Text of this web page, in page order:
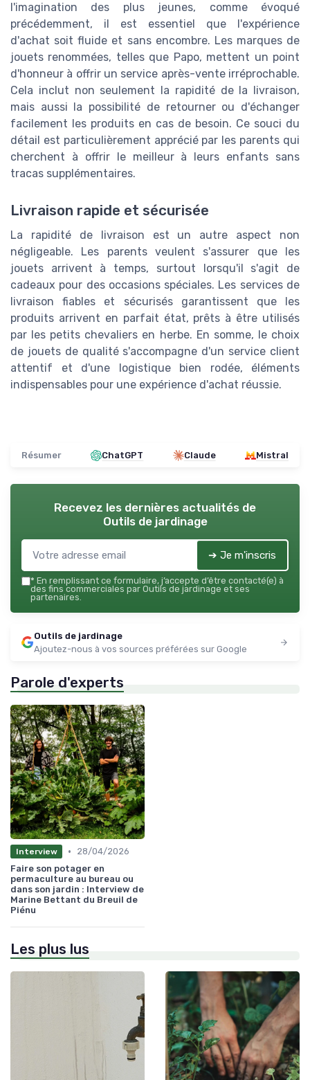
l'imagination des plus jeunes, comme évoqué
précédemment, il est essentiel que l'expérience
d'achat soit fluide et sans encombre. Les marques de
jouets renommées, telles que Papo, mettent un point
d'honneur à offrir un service après-vente irréprochable.
Cela inclut non seulement la rapidité de la livraison,
mais aussi la possibilité de retourner ou d'échanger
facilement les produits en cas de besoin. Ce souci du
détail est particulièrement apprécié par les parents qui
cherchent à offrir le meilleur à leurs enfants sans
tracas supplémentaires.
Livraison rapide et sécurisée
La rapidité de livraison est un autre aspect non
négligeable. Les parents veulent s'assurer que les
jouets arrivent à temps, surtout lorsqu'il s'agit de
cadeaux pour des occasions spéciales. Les services de
livraison fiables et sécurisés garantissent que les
produits arrivent en parfait état, prêts à être utilisés
par les petits chevaliers en herbe. En somme, le choix
de jouets de qualité s'accompagne d'un service client
attentif et d'une logistique bien rodée, éléments
indispensables pour une expérience d'achat réussie.
Résumer ChatGPT Claude Mistral
Recevez les dernières actualités de
Outils de jardinage
➔ Je m'inscris
* En remplissant ce formulaire, j’accepte d’être contacté(e) à
des fins commerciales par Outils de jardinage et ses
partenaires.
Outils de jardinage
Ajoutez-nous à vos sources préférées sur Google
Parole d'experts
Interview •
28/04/2026
Faire son potager en
permaculture au bureau ou
dans son jardin : Interview de
Marine Bettant du Breuil de
Piénu
Les plus lus